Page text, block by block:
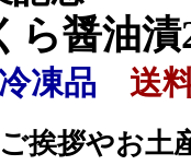
ら醤油
冷凍品 送
挨拶やお土